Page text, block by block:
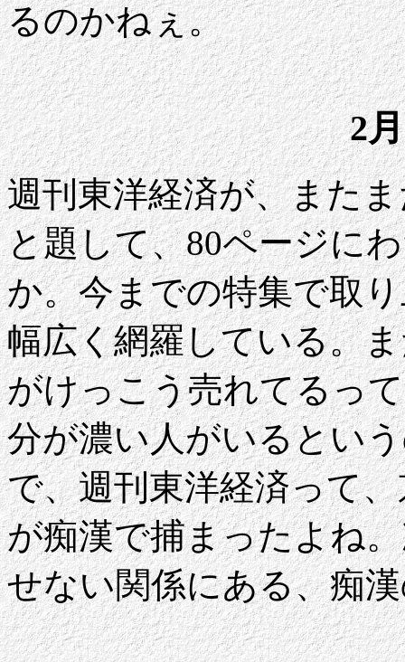
るのかねぇ。
2
週刊東洋経済が、また
と題して、80ページに
か。今までの特集で取
幅広く網羅している。
がけっこう売れてるっ
分が濃い人がいるとい
で、週刊東洋経済って
が痴漢で捕まったよね
せない関係にある、痴